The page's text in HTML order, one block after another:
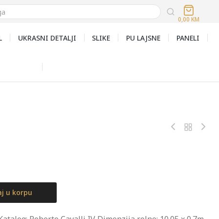
0,00 KM
UKRASNI DETALJI SLIKE PU LAJSNE PANELI
u korpu